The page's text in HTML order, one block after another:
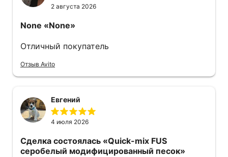
2 августа 2026
None «None»
Отличный покупатель
Отзыв Avito
Евгений
4 июля 2026
Сделка состоялась «Quick-mix FUS
серобелый модифицированный песок»